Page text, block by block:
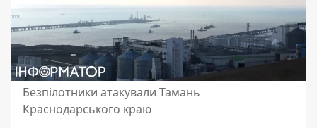
Безпілотники атакували Тамань
Краснодарського краю